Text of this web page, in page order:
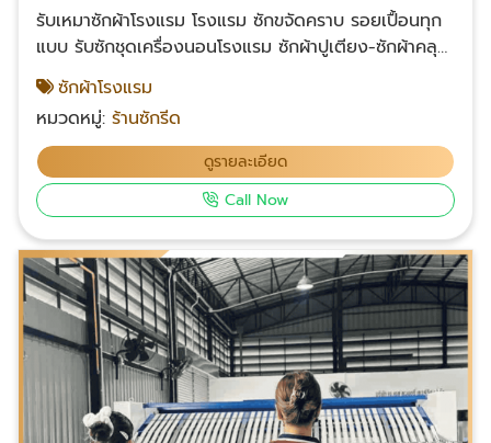
รับเหมาซักผ้าโรงแรม โรงแรม ซักขจัดคราบ รอยเปื้อนทุก
แบบ รับซักชุดเครื่องนอนโรงแรม ซักผ้าปูเตียง-ซักผ้าคลุม
เตียง ซักผ้าห่ม-ปลอกหมอน รับซักผ้าห้องน้ำ ซักผ้าขนหนู
เช็ดตัวโรงแรมผืนเล็กผืนใหญ่-ซักเสื้อคลุมอาบน้ำ ซักผ้า
เช็ดเท้า โรงแรมที่อยากส่งผ้ามาซัก ติดต่อได้เลย รับซักผ้า
ให้ทุกประเภท ในราคาเป็นกันเอง มีบริการส่งรถไปรับผ้าและ
ส่งผ้าให้ที่โรงแรม สะดวกสบายต่อลูกค้ามากขึ้น โทร :
083-049-6819 Facebook คลิก
ซักผ้าโรงแรม
หมวดหมู่:ร้านซักรีด
ดูรายละเอียด
Call Now